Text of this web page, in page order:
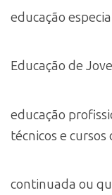
educação
Educação de
educação
técnicos e
continuada ou